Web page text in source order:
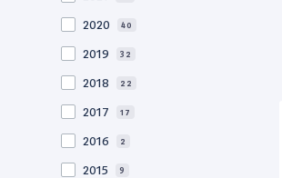
2020 40
2019 32
2018 22
2017 17
2016 2
2015 9